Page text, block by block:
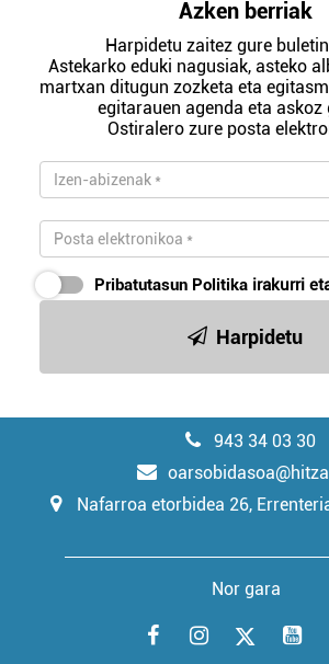
Azken berriak
Harpidetu zaitez gure
Astekarko eduki nagusiak, asteko
martxan ditugun zozketa eta
egitarauen agenda eta askoz
Ostiralero zure posta
Pribatutasun Politika irakurri
Harpidetu
943 34 03 30
Nafarroa etorbidea 26,
Nor gara